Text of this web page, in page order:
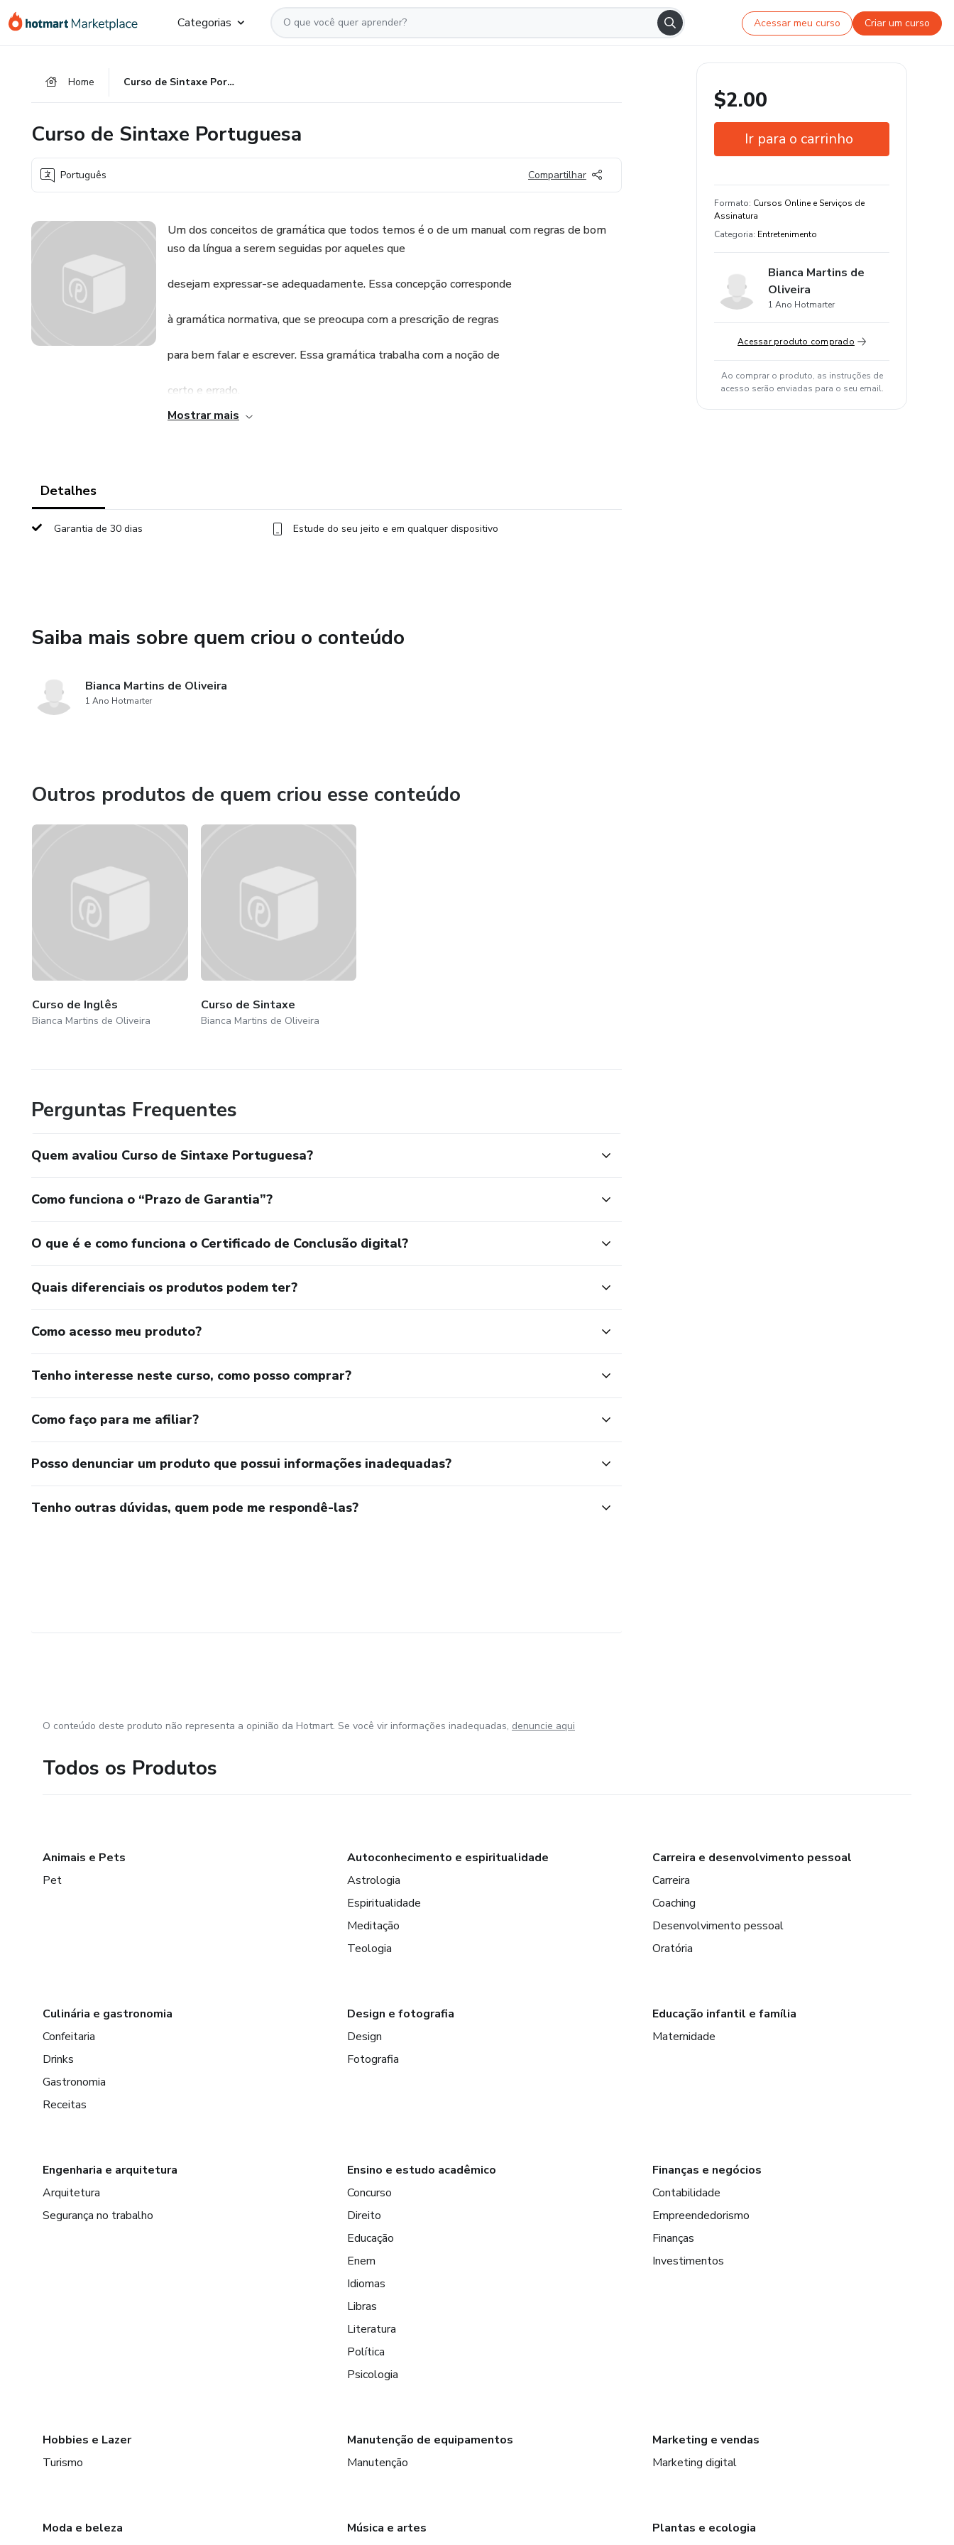
para
para
para
Categorias Acessar meu curso Criar um curso
Home Curso de Sintaxe Portuguesa
Curso de Sintaxe Portuguesa
Português Compartilhar
Um dos conceitos de gramática que todos temos é o de um manual com regras de bom
uso da língua a serem seguidas por aqueles que
desejam expressar-se adequadamente. Essa concepção corresponde
à gramática normativa, que se preocupa com a prescrição de regras
para bem falar e escrever. Essa gramática trabalha com a noção de
certo e errado.
regras que o falante de fato aprendeu e das quais lança mão ao falar.
lingüístico, mas a inadequação da variedade lingüística utilizada em
concepção se refere às regras internalizadas
que todo falante tem, independentemente de ter ou não freqüentado
2. Objeto e objetivos da sintaxe
Neste tópico, vamos esclarecer qual é o objeto de estudo da sintaxe e quais os objetivos
2.1 Objeto da sintaxe
Primeiramente, é preciso dizer que a sintaxe é o estudo da maneira como as palavras se
combinam em estruturas chamadas frases.
A sintaxe é responsável, juntamente com a morfologia e o léxico,
por parte fundamental da organização das frases. A sintaxe trata dos
partir das palavras.
Mostrar mais
Detalhes
Garantia de 30 dias Estude do seu jeito e em qualquer dispositivo
Saiba mais sobre quem criou o conteúdo
Bianca Martins de Oliveira
1 Ano Hotmarter
Outros produtos de quem criou esse conteúdo
Curso de Inglês
Bianca Martins de Oliveira
Curso de Sintaxe
Bianca Martins de Oliveira
Perguntas Frequentes
Quem avaliou Curso de Sintaxe Portuguesa?
Como funciona o “Prazo de Garantia”?
O que é e como funciona o Certificado de Conclusão digital?
Quais diferenciais os produtos podem ter?
Como acesso meu produto?
Tenho interesse neste curso, como posso comprar?
Como faço para me afiliar?
Posso denunciar um produto que possui informações inadequadas?
Tenho outras dúvidas, quem pode me respondê-las?
$2.00
Ir para o carrinho
Estude do seu jeito e em qualquer
dispositivo
Formato: Cursos Online e Serviços de
Assinatura
Categoria: Entretenimento
Bianca Martins de
Oliveira
1 Ano Hotmarter
Acessar produto comprado
Ao comprar o produto, as instruções de
acesso serão enviadas para o seu email.
O conteúdo deste produto não representa a opinião da Hotmart. Se você vir informações inadequadas, denuncie aqui
Todos os Produtos
Animais e Pets
Pet
Autoconhecimento e espiritualidade
Astrologia
Espiritualidade
Meditação
Teologia
Carreira e desenvolvimento pessoal
Carreira
Coaching
Desenvolvimento pessoal
Oratória
Culinária e gastronomia
Confeitaria
Drinks
Gastronomia
Receitas
Design e fotografia
Design
Fotografia
Educação infantil e família
Maternidade
Engenharia e arquitetura
Arquitetura
Segurança no trabalho
Ensino e estudo acadêmico
Concurso
Direito
Educação
Enem
Idiomas
Libras
Literatura
Política
Psicologia
Finanças e negócios
Contabilidade
Empreendedorismo
Finanças
Investimentos
Hobbies e Lazer
Turismo
Manutenção de equipamentos
Manutenção
Marketing e vendas
Marketing digital
Moda e beleza
Música e artes
Plantas e ecologia